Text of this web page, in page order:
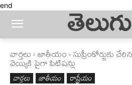
end
వార్తలు జాతీయం సుప్రీంకోర్టుకు
వెయ్యికి పైగా పిటిషన్లు
వార్తలు జాతీయం రాష్ట్రీయం